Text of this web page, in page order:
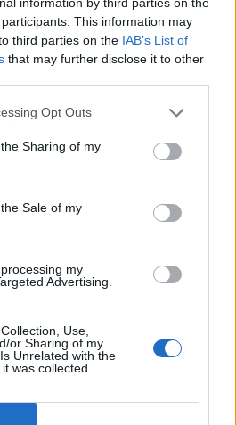
participants. This information may
third parties on the IAB’s List of
that may further disclose it to other
Opt Outs
Sharing of my
Sale of my
my
Advertising.
Use,
or Sharing of my
Unrelated with the
was collected.